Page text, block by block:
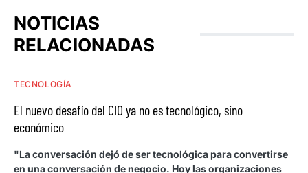
NOTICIAS
RELACIONADAS
TECNOLOGÍA
El nuevo desafío del CIO ya no es tecnológico, sino
económico
"La conversación dejó de ser tecnológica para convertirse
en una conversación de negocio. Hoy las organizaciones